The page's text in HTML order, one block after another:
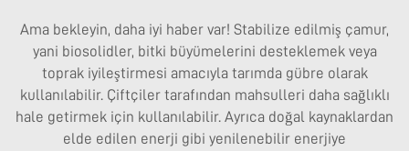
Ama bekleyin, daha iyi haber var! Stabilize edilmiş çamur,
yani biosolidler, bitki büyümelerini desteklemek veya
toprak iyileştirmesi amacıyla tarımda gübre olarak
kullanılabilir. Çiftçiler tarafından mahsulleri daha sağlıklı
hale getirmek için kullanılabilir. Ayrıca doğal kaynaklardan
elde edilen enerji gibi yenilenebilir enerjiye